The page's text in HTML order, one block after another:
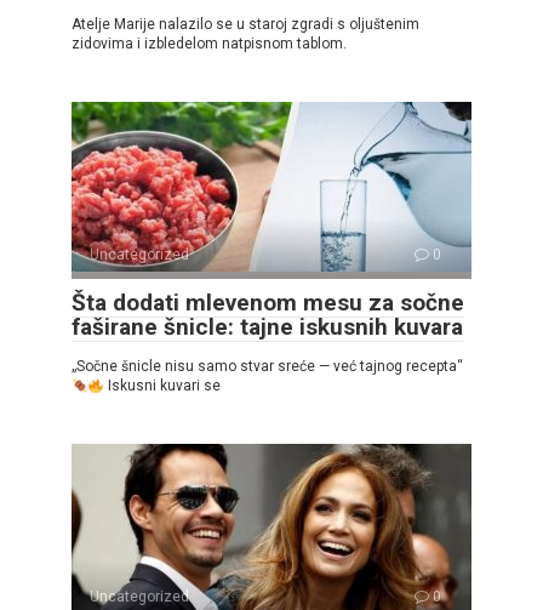
Atelje Marije nalazilo se u staroj zgradi s oljuštenim
zidovima i izbledelom natpisnom tablom.
Uncategorized 0
Šta dodati mlevenom mesu za sočne
faširane šnicle: tajne iskusnih kuvara
„Sočne šnicle nisu samo stvar sreće — već tajnog recepta“
Iskusni kuvari se
Uncategorized 0